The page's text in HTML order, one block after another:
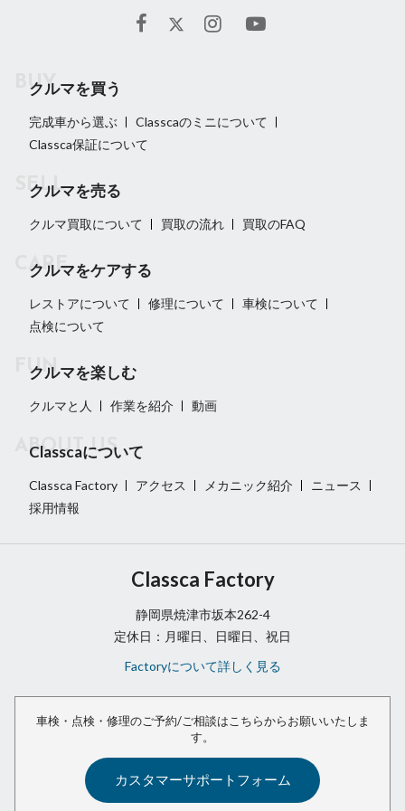
クルマを買う
完成車から選ぶ
Classcaのミニについて
Classca保証について
クルマを売る
クルマ買取について 買取の流れ 買取のFAQ
クルマをケアする
レストアについて 修理について
車検について
点検について
クルマを楽しむ
クルマと人 作業を紹介 動画
Classcaについて
Classca Factory アクセス メカニック紹介
ニュース
採用情報
Classca Factory
静岡県焼津市坂本262-4
定休日：月曜日、日曜日、祝日
Factoryについて詳しく見る
車検・点検・修理のご予約/ご相談は こちらからお願いいたしま
す。
カスタマーサポートフォーム